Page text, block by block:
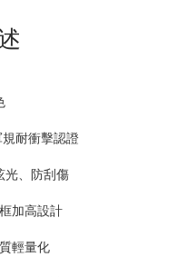
耐衝擊認證
光、防刮傷
加高設計
輕量化